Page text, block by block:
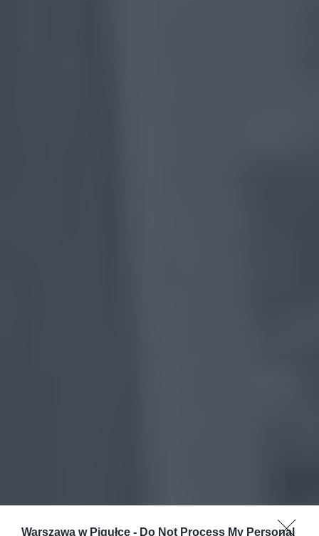
Warszawa w Pigułce - Do Not Process My Personal